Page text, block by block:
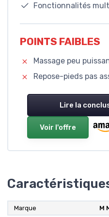
Fonctionnalités
POINTS FAIBLES
Massage peu
Repose-pieds pas
Lire la
Voir l'offre
Marque ‎M